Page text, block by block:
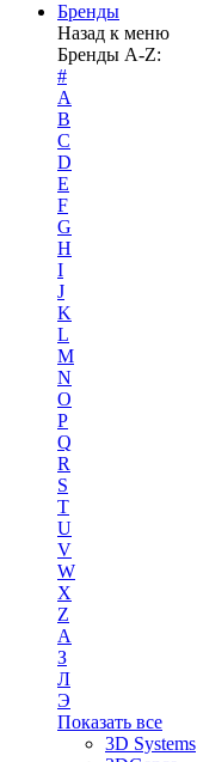
Бренды
Назад к меню
Бренды A-Z:
#
A
B
C
D
E
F
G
H
I
J
K
L
M
N
O
P
Q
R
S
T
U
V
W
X
Z
А
З
Л
Э
Показать все
3D Systems